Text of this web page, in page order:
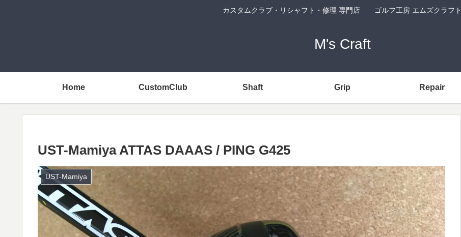
カスタムクラブ・リシャフト・修理 専門店 ゴルフ工房 エムズクラフト
M's Craft
Home CustomClub Shaft Grip Repair
UST-Mamiya ATTAS DAAAS / PING G425
UST-Mamiya